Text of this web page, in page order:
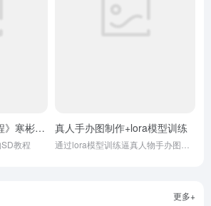
《SD-WebUI基础教程》寒彬老师
教程
真人手办图制作+lora模型训练
更多+